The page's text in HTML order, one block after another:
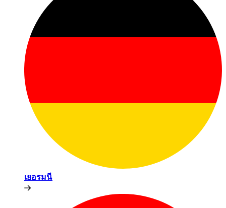
เยอรมนี​​